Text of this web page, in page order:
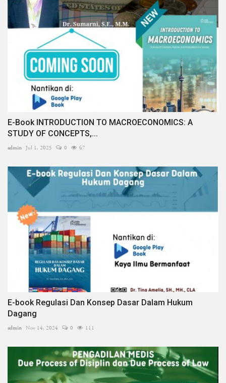
E-Book INTRODUCTION TO MACROECONOMICS: A
STUDY OF CONCEPTS,...
admin Jul 1, 2025 0 67
E-book Regulasi Dan Konsep Dasar Dalam Hukum
Dagang
admin Nov 14, 2024 0 111